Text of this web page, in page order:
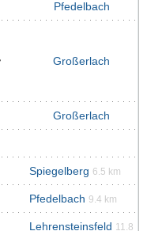
Pfedelbach
Großerlach
Großerlach
Spiegelberg 6.5 km
Pfedelbach 9.4 km
Lehrensteinsfeld 11.8